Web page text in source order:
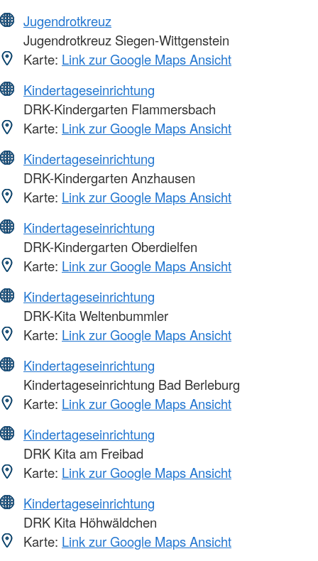
Jugendrotkreuz
Jugendrotkreuz Siegen-Wittgenstein
Karte: Link zur Google Maps Ansicht
Kindertageseinrichtung
DRK-Kindergarten Flammersbach
Karte: Link zur Google Maps Ansicht
Kindertageseinrichtung
DRK-Kindergarten Anzhausen
Karte: Link zur Google Maps Ansicht
Kindertageseinrichtung
DRK-Kindergarten Oberdielfen
Karte: Link zur Google Maps Ansicht
Kindertageseinrichtung
DRK-Kita Weltenbummler
Karte: Link zur Google Maps Ansicht
Kindertageseinrichtung
Kindertageseinrichtung Bad Berleburg
Karte: Link zur Google Maps Ansicht
Kindertageseinrichtung
DRK Kita am Freibad
Karte: Link zur Google Maps Ansicht
Kindertageseinrichtung
DRK Kita Höhwäldchen
Karte: Link zur Google Maps Ansicht